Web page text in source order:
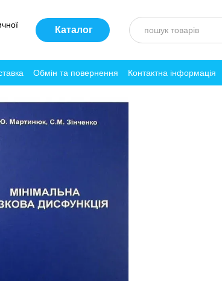
Каталог
Обмін та повернення Контактна інформація